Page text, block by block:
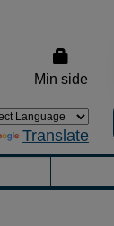
Min side
Translate